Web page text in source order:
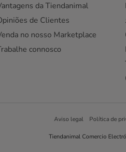
da Tiendanimal
de Clientes
no nosso Marketplace
connosco
Aviso legal Política de
Tiendanimal Comercio